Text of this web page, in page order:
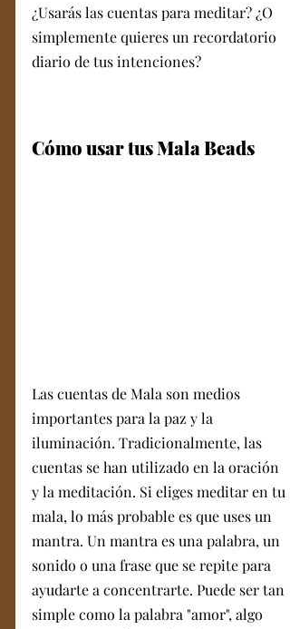
¿Usarás las cuentas para meditar? ¿O
simplemente quieres un recordatorio
diario de tus intenciones?
Cómo usar tus Mala Beads
Las cuentas de Mala son medios
importantes para la paz y la
iluminación. Tradicionalmente, las
cuentas se han utilizado en la oración
y la meditación. Si eliges meditar en tu
mala, lo más probable es que uses un
mantra. Un mantra es una palabra, un
sonido o una frase que se repite para
ayudarte a concentrarte. Puede ser tan
simple como la palabra "amor", algo